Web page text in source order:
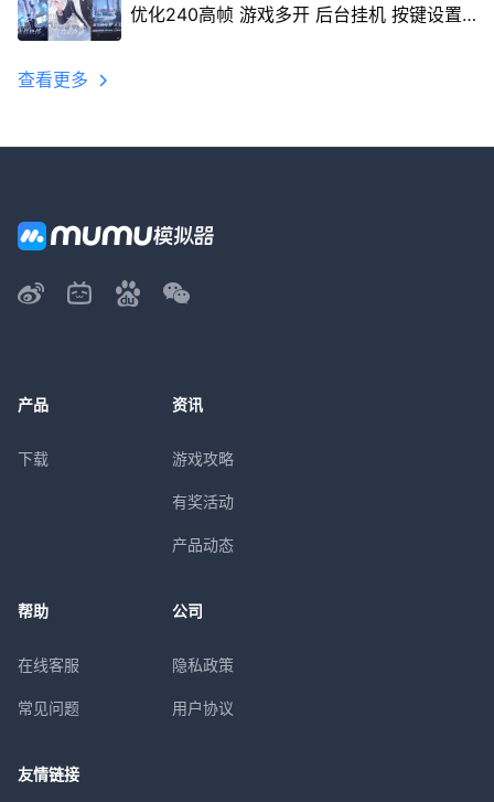
优化240高帧 游戏多开 后台挂机 按键设置
查看更多
产品
下载
资讯
游戏攻略
有奖活动
产品动态
帮助
在线客服
常见问题
公司
隐私政策
用户协议
友情链接